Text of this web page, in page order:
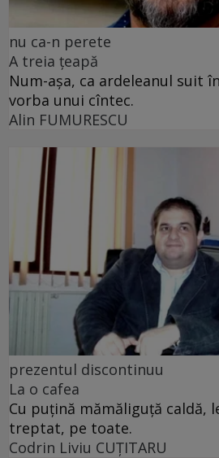
nu ca-n perete
A treia țeapă
Num-așa, ca ardeleanul suit
vorba unui cîntec.
Alin FUMURESCU
prezentul discontinuu
La o cafea
Cu puţină mămăliguţă caldă,
treptat, pe toate.
Codrin Liviu CUŢITARU